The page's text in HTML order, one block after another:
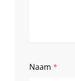
Naam *